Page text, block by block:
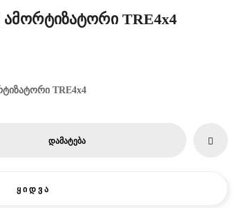
ამორტიზატორი TRE4x4
TRE4x4
ᲓᲐᲛᲐᲢᲔᲑᲐ
Ყ Ი Დ Ვ Ა